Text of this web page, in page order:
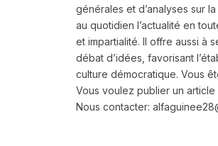
générales et d’analyses sur
au quotidien l’actualité en
et impartialité. Il offre aussi à
débat d’idées, favorisant
culture démocratique. Vous
Vous voulez publier un article
Nous contacter: